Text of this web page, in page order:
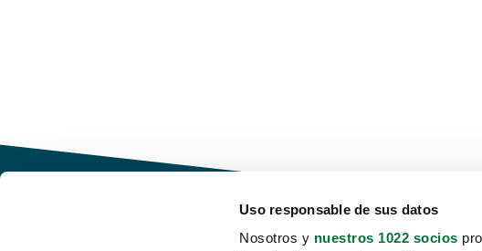
Uso responsable de sus datos
Nosotros y nuestros 1022 socios